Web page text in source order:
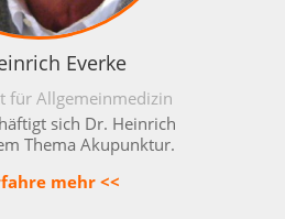
Everke
für Allgemeinmedizin
sich Dr. Heinrich
Thema Akupunktur.
mehr <<